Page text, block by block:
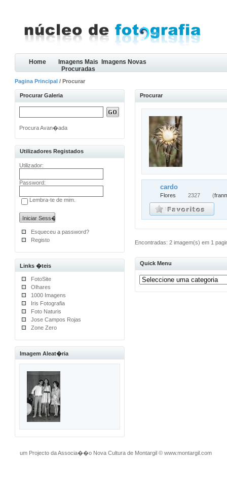
Home
Imagens Mais
Procuradas
Imagens Novas
Pagina Principal / Procurar
Procurar Galeria
Procura Avan�ada
Utilizadores Registados
Utilizador:
Password:
Lembra-te de mim.
Esqueceu a password?
Registo
Links �teis
FotoSite
Olhares
1000 Imagens
Iris Fotografia
Foto Naturis
Jose Campos Rojas
Zone Zero
Imagem Aleat�ria
Procurar
cardo
Flores 2327 (
Encontradas: 2 imagem(s) em 1
Quick Menu
um Projecto da Associa��o Nova Cultura de Montargil©www.montargil.com